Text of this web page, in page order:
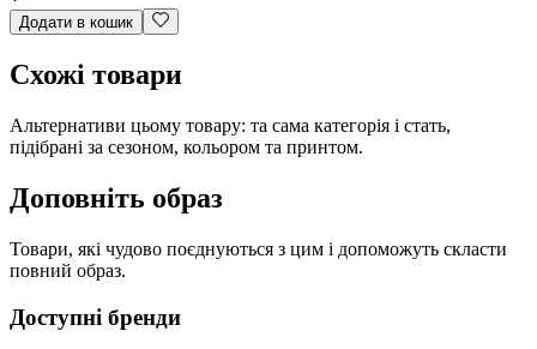
Додати в кошик
Схожі товари
Альтернативи цьому товару: та сама категорія і стать,
підібрані за сезоном, кольором та принтом.
Доповніть образ
Товари, які чудово поєднуються з цим і допоможуть скласти
повний образ.
Доступні бренди